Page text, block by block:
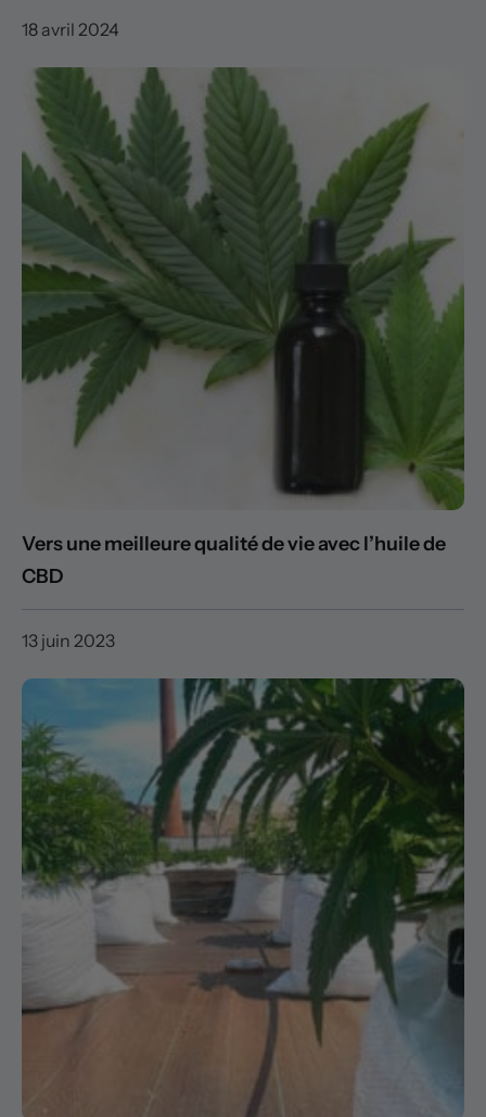
18 avril 2024
Vers une meilleure qualité de vie avec l’huile de
CBD
13 juin 2023